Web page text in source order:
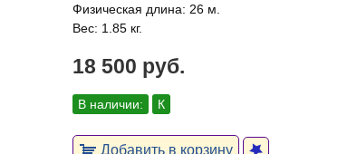
Физическая длина: 26 м.
Вес: 1.85 кг.
18 500 руб.
В наличии: К
Добавить в корзину